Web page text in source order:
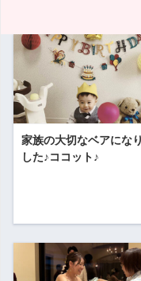
家族の大切なベアにな
した♪ココット♪